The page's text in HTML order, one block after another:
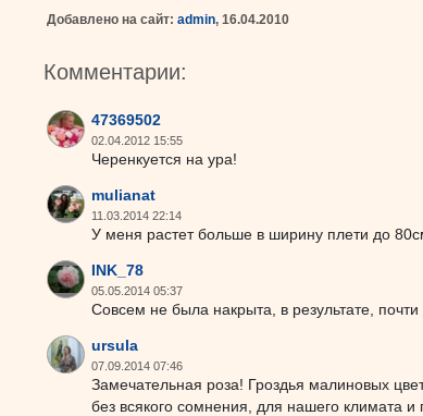
Добавлено на сайт: admin, 16.04.2010
Комментарии:
47369502
02.04.2012 15:55
Черенкуется на ура!
mulianat
11.03.2014 22:14
У меня растет больше в ширину плети до
INK_78
05.05.2014 05:37
Совсем не была накрыта, в результате,
ursula
07.09.2014 07:46
Замечательная роза! Гроздья малиновых
без всякого сомнения, для нашего климата и